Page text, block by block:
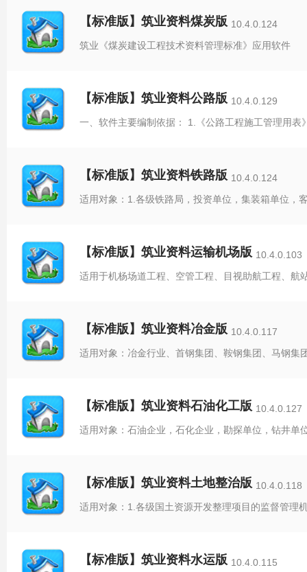
【标准版】筑业资料煤炭版 10.4.0.124
筑业《煤炭建设工程技术资料管理标准》应用软件
【标准版】筑业资料公路版 10.4.0.129
一、软件主要编制依据： 1.《公路工程施工管理用表
【标准版】筑业资料铁路版 10.4.0.124
适用对象：1.各级铁路局，投资单位，集装箱单位，
【标准版】筑业资料运输机场版 10.4.0.103
【标准版】筑业资料冶金版 10.4.0.117
【标准版】筑业资料石油化工版 10.4.0.127
【标准版】筑业资料土地整治版 10.4.0.118
适用对象：1.各级国土资源开发整理项目的监督管理
【标准版】筑业资料水运版 10.4.0.115